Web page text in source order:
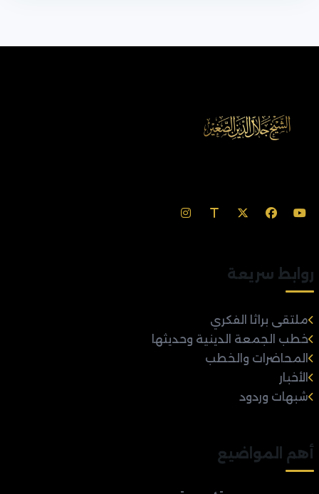
روابط سريعة
ملتقى براثا الفكري
خطب الجمعة الدينية وحديثها
المحاضرات والخطب
الأخبار
شبهات وردود
أهم المواضيع